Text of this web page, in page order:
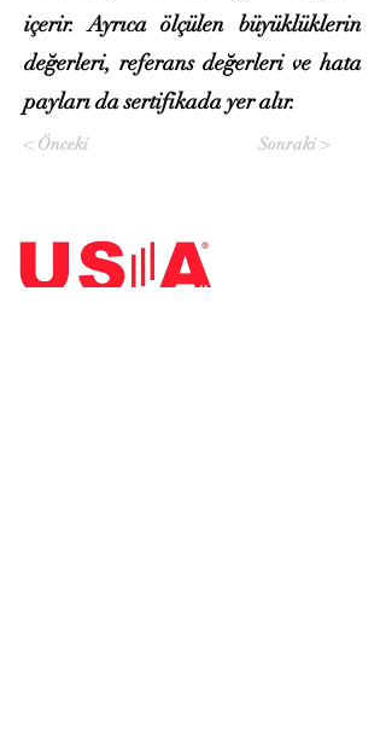
içerir. Ayrıca ölçülen büyüklüklerin
değerleri, referans değerleri ve hata
payları da sertifikada yer alır.
< Önceki Sonraki >